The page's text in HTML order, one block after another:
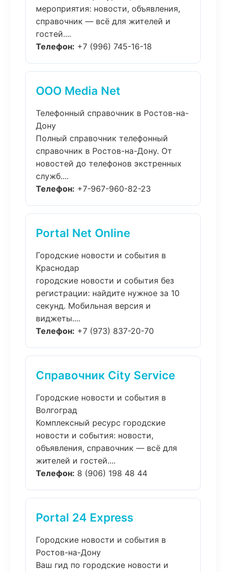
мероприятия: новости, объявления,
справочник — всё для жителей и
гостей....
Телефон: +7 (996) 745-16-18
ООО Media Net
Телефонный справочник в Ростов-на-
Дону
Полный справочник телефонный
справочник в Ростов-на-Дону. От
новостей до телефонов экстренных
служб....
Телефон: +7-967-960-82-23
Portal Net Online
Городские новости и события в
Краснодар
городские новости и события без
регистрации: найдите нужное за 10
секунд. Мобильная версия и
виджеты....
Телефон: +7 (973) 837-20-70
Справочник City Service
Городские новости и события в
Волгоград
Комплексный ресурс городские
новости и события: новости,
объявления, справочник — всё для
жителей и гостей....
Телефон: 8 (906) 198 48 44
Portal 24 Express
Городские новости и события в
Ростов-на-Дону
Ваш гид по городские новости и